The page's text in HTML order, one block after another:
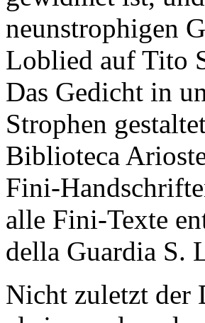
neunstrophigen
Loblied auf Tito
Das Gedicht in
Strophen
Biblioteca
Fini-
alle Fini-Texte
della Guardia S.
Nicht zuletzt der